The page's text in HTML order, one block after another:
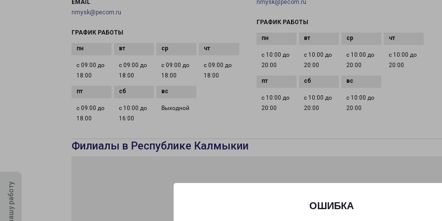
ОШИБКА
EMAIL
nmysk@pecom.ru
ГРАФИК РАБОТЫ
с 09:00 до
18:00
с 09:00 до
18:00
с 09:00 до
18:00
с 09:00 до
18:00
с 09:00 до
18:00
с 10:00 до
16:00
Выходной
nmysk@pecom.ru
ГРАФИК РАБОТЫ
с 10:00 до
20:00
с 10:00 до
20:00
с 10:00 до
20:00
с 10:00 до
20:00
с 10:00 до
20:00
с 10:00 до
20:00
с 10:00 до
20:00
Филиалы в Республике Калмыкии